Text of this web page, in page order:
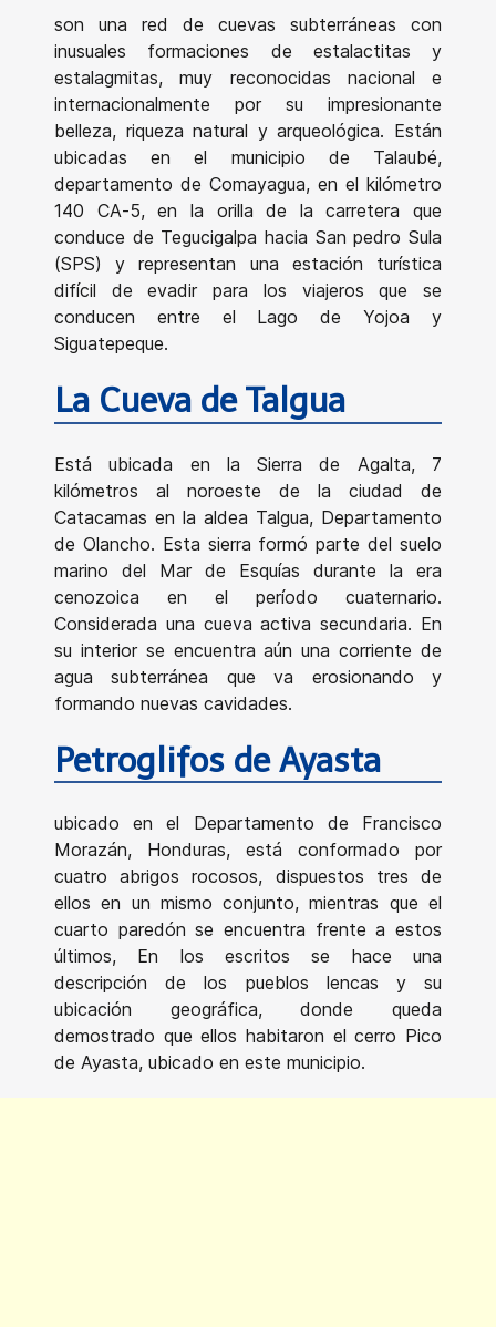
son una red de cuevas subterráneas con
inusuales formaciones de estalactitas y
estalagmitas, muy reconocidas nacional e
internacionalmente por su impresionante
belleza, riqueza natural y arqueológica. Están
ubicadas en el municipio de Talaubé,
departamento de Comayagua, en el kilómetro
140 CA-5, en la orilla de la carretera que
conduce de Tegucigalpa hacia San pedro Sula
(SPS) y representan una estación turística
difícil de evadir para los viajeros que se
conducen entre el Lago de Yojoa y
Siguatepeque.
La Cueva de Talgua
Está ubicada en la Sierra de Agalta, 7
kilómetros al noroeste de la ciudad de
Catacamas en la aldea Talgua, Departamento
de Olancho. Esta sierra formó parte del suelo
marino del Mar de Esquías durante la era
cenozoica en el período cuaternario.
Considerada una cueva activa secundaria. En
su interior se encuentra aún una corriente de
agua subterránea que va erosionando y
formando nuevas cavidades.
Petroglifos de Ayasta
ubicado en el Departamento de Francisco
Morazán, Honduras, está conformado por
cuatro abrigos rocosos, dispuestos tres de
ellos en un mismo conjunto, mientras que el
cuarto paredón se encuentra frente a estos
últimos, En los escritos se hace una
descripción de los pueblos lencas y su
ubicación geográfica, donde queda
demostrado que ellos habitaron el cerro Pico
de Ayasta, ubicado en este municipio.